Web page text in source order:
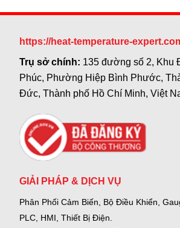
https://heat-temperature-
Trụ sở chính: 135 đường số 2, Khu
Phúc, Phường Hiệp Bình Phước,
Đức, Thành phố Hồ Chí Minh, Việt
GIẢI PHÁP & DỊCH VỤ
Phân Phối Cảm Biến, Bộ Điều Khiển,
PLC, HMI, Thiết Bị Điện.